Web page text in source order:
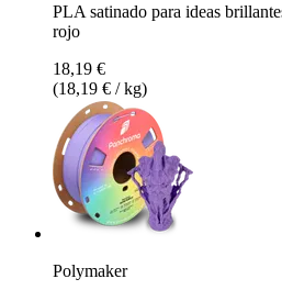
PLA satinado para ideas
rojo
18,19 €
(18,19 € / kg)
Polymaker